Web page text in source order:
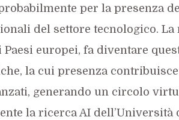
per la presenza
del settore tecnologico. La
europei, fa diventare
la cui presenza
generando un circolo
la ricerca AI dell’Università